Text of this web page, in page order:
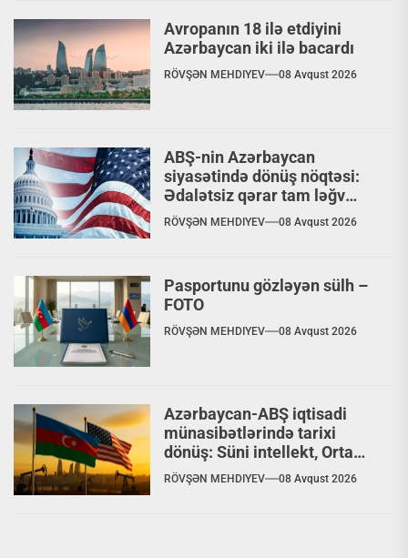
Avropanın 18 ilə etdiyini
Azərbaycan iki ilə bacardı
RÖVŞƏN MEHDIYEV 08 Avqust 2026
ABŞ-nin Azərbaycan
siyasətində dönüş nöqtəsi:
Ədalətsiz qərar tam ləğv
ediləcəkmi?
RÖVŞƏN MEHDIYEV 08 Avqust 2026
Pasportunu gözləyən sülh –
FOTO
RÖVŞƏN MEHDIYEV 08 Avqust 2026
Azərbaycan-ABŞ iqtisadi
münasibətlərində tarixi
dönüş: Süni intellekt, Orta
Dəhliz və nəhəng
investisiyalar
RÖVŞƏN MEHDIYEV 08 Avqust 2026